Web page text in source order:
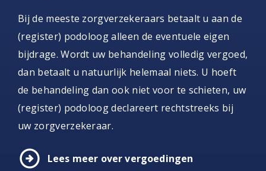
Bij de meeste zorgverzekeraars betaalt u aan de
(register) podoloog alleen de eventuele eigen
bijdrage. Wordt uw behandeling volledig vergoed,
dan betaalt u natuurlijk helemaal niets. U hoeft
de behandeling dan ook niet voor te schieten, uw
(register) podoloog declareert rechtstreeks bij
uw zorgverzekeraar.
arrow_circle_right Lees meer over vergoedingen